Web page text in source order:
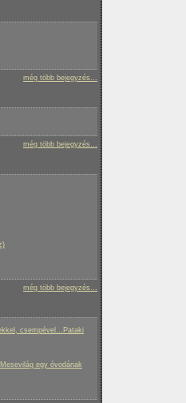
még több bejegyzés...
még több bejegyzés...
még több bejegyzés...
csempével...Pataki
egy óvodának